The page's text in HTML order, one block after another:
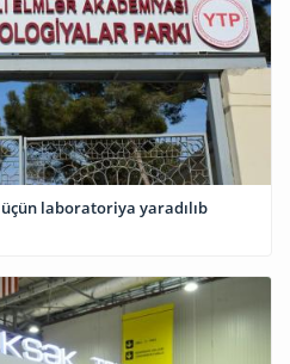
hərbi layihələr üçün laboratoriya yaradılıb